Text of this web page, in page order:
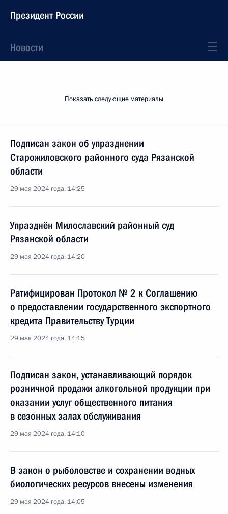
Президент России
Новости
Показать следующие материалы
Подписан закон об упразднении
Старожиловского районного суда Рязанской
области
29 мая 2024 года, 14:25
Упразднён Милославский районный суд
Рязанской области
29 мая 2024 года, 14:20
Ратифицирован Протокол № 2 к Соглашению
о предоставлении государственного экспортного
кредита Правительству Турции
29 мая 2024 года, 14:15
Подписан закон, устанавливающий порядок
розничной продажи алкогольной продукции при
оказании услуг общественного питания
в сезонных залах обслуживания
29 мая 2024 года, 14:10
В закон о рыболовстве и сохранении водных
биологических ресурсов внесены изменения
29 мая 2024 года, 14:05